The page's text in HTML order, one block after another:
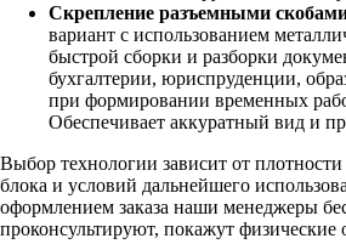
Скрепление разъемными
вариант с использованием
быстрой сборки и разборки
бухгалтерии, юриспруденции,
при формировании временных
Обеспечивает аккуратный вид и
Выбор технологии зависит от
блока и условий дальнейшего
оформлением заказа наши менеджеры
проконсультируют, покажут физические